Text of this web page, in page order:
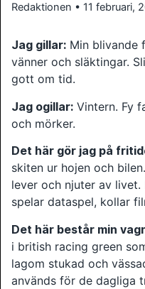
Redaktionen • 11 februari,
Jag gillar: Min blivande
vänner och släktingar.
gott om tid.
Jag ogillar: Vintern. Fy
och mörker.
Det här gör jag på
skiten ur hojen och
lever och njuter av
spelar dataspel, kollar
Det här består min
i british racing green
lagom stukad och
används för de dagliga